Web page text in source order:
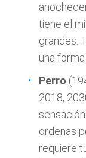
tiene el
grandes.
una
Perro
2018,
ordenas
requiere